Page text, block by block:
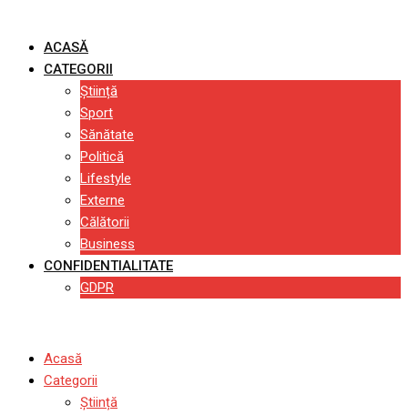
ACASĂ
CATEGORII
Știință
Sport
Sănătate
Politică
Lifestyle
Externe
Călătorii
Business
CONFIDENTIALITATE
GDPR
Acasă
Categorii
Știință